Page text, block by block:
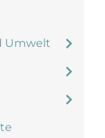
Umwelt